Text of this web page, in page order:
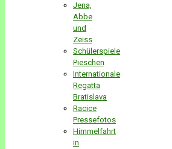
Jena,
Abbe
und
Zeiss
Schülerspiele
Pieschen
Internationale
Regatta
Bratislava
Racice
Pressefotos
Himmelfahrt
in